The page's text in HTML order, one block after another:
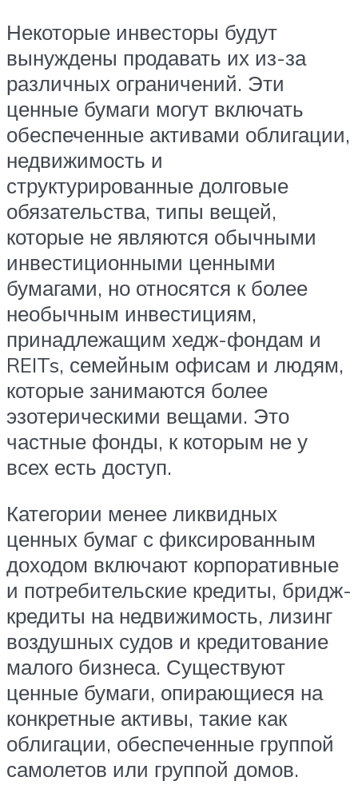
Некоторые инвесторы будут
вынуждены продавать их из-за
различных ограничений. Эти
ценные бумаги могут включать
обеспеченные активами облигации,
недвижимость и
структурированные долговые
обязательства, типы вещей,
которые не являются обычными
инвестиционными ценными
бумагами, но относятся к более
необычным инвестициям,
принадлежащим хедж-фондам и
REITs, семейным офисам и людям,
которые занимаются более
эзотерическими вещами. Это
частные фонды, к которым не у
всех есть доступ.
Категории менее ликвидных
ценных бумаг с фиксированным
доходом включают корпоративные
и потребительские кредиты, бридж-
кредиты на недвижимость, лизинг
воздушных судов и кредитование
малого бизнеса. Существуют
ценные бумаги, опирающиеся на
конкретные активы, такие как
облигации, обеспеченные группой
самолетов или группой домов.